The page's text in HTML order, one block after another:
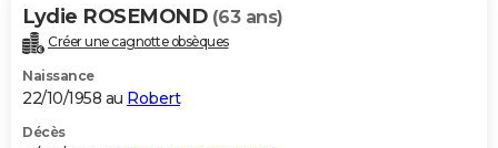
Lydie ROSEMOND (63 ans)
Créer une cagnotte obsèques
Naissance
22/10/1958 au Robert
Décès